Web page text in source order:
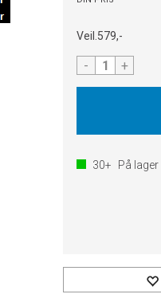
Veil. 579,-
- +
30+ På lager